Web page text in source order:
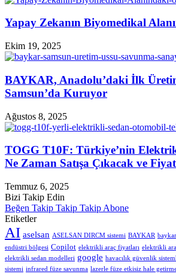
Yapay Zekanın Biyomedikal
Ekim 19, 2025
BAYKAR, Anadolu’daki İlk
Samsun’da Kuruyor
Ağustos 8, 2025
TOGG T10F: Türkiye’nin
Ne Zaman Satışa Çıkacak ve
Temmuz 6, 2025
Bizi Takip Edin
Beğen Takip Takip Takip Abone
Etiketler
AI aselsan ASELSAN DIRCM sistemi BAYKAR
endüstri bölgesi Copilot elektrikli araç fiyatları elektrikli
elektrikli sedan modelleri google havacılık güvenlik
sistemi infrared füze savunma lazerle füze etkisiz hale